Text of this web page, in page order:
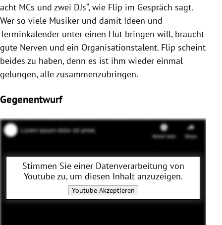
acht MCs und zwei DJs“, wie Flip im Gespräch sagt.
Wer so viele Musiker und damit Ideen und
Terminkalender unter einen Hut bringen will, braucht
gute Nerven und ein Organisationstalent. Flip scheint
beides zu haben, denn es ist ihm wieder einmal
gelungen, alle zusammenzubringen.
Gegenentwurf
Stimmen Sie einer Datenverarbeitung von
Youtubezu, um diesen Inhalt anzuzeigen.
YoutubeAkzeptieren